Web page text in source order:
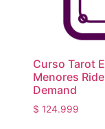
Curso Tarot
Menores
Demand
$ 124.999